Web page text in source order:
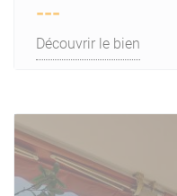
---
Découvrir le bien